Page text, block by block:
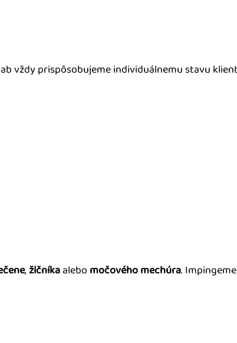
vždy prispôsobujeme individuálnemu stavu
,žlčníkaalebo močového mechúra.